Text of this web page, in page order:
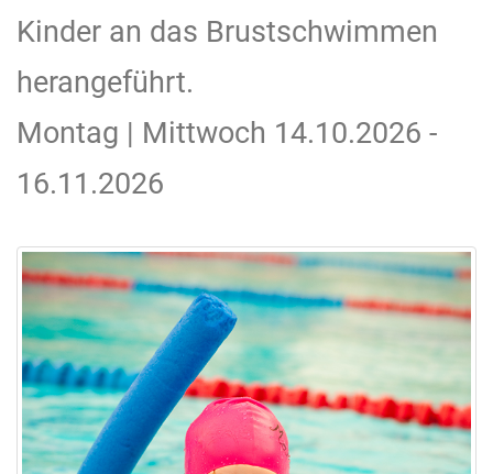
Kinder an das Brustschwimmen
herangeführt.
Montag | Mittwoch 14.10.2026 -
16.11.2026